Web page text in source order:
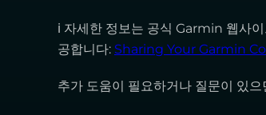
ℹ 자세한 정보는 공식 Garmin 웹사
공합니다: Sharing Your Garmin
추가 도움이 필요하거나 질문이 있으